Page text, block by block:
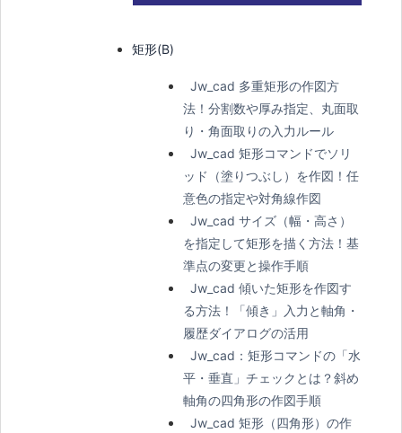
矩形(B)
Jw_cad 多重矩形の作図方
法！分割数や厚み指定、丸面取
り・角面取りの入力ルール
Jw_cad 矩形コマンドでソリ
ッド（塗りつぶし）を作図！任
意色の指定や対角線作図
Jw_cad サイズ（幅・高さ）
を指定して矩形を描く方法！基
準点の変更と操作手順
Jw_cad 傾いた矩形を作図す
る方法！「傾き」入力と軸角・
履歴ダイアログの活用
Jw_cad：矩形コマンドの「水
平・垂直」チェックとは？斜め
軸角の四角形の作図手順
Jw_cad 矩形（四角形）の作